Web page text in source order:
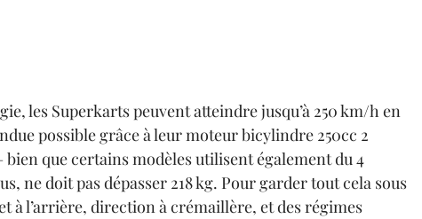
les Superkarts peuvent atteindre jusqu’à 250 km/h en
possible grâce à leur moteur bicylindre 250cc 2
que certains modèles utilisent également du 4
ne doit pas dépasser 218 kg. Pour garder tout cela sous
à l’arrière, direction à crémaillère, et des régimes